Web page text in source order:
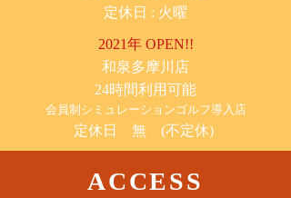
​定休日 : 火曜
2021年 OPEN!!
​和泉多摩川店
24時間利用可能
​会員制シミュレーションゴルフ導入店
定休日 無 (不定休)
ACCESS